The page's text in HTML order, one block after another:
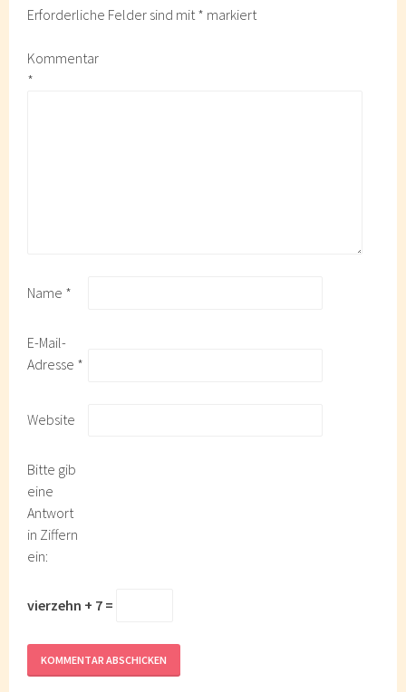
Erforderliche Felder sind mit * markiert
Kommentar
*
Name *
E-Mail-
Adresse *
Website
Bitte gib
eine
Antwort
in Ziffern
ein:
vierzehn + 7 =